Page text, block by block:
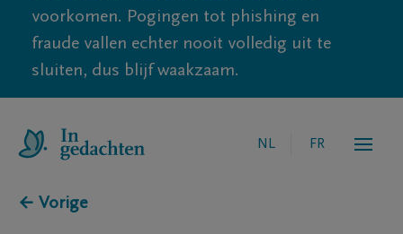
voorkomen. Pogingen tot phishing en
fraude vallen echter nooit volledig uit te
sluiten, dus blijf waakzaam.
NL FR
← Vorige